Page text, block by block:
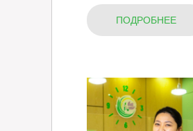
ПОДРОБНЕЕ